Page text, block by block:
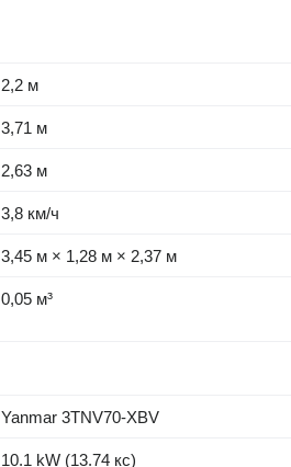
2,2 м
3,71 м
2,63 м
3,8 км/ч
3,45 м × 1,28 м × 2,37 м
0,05 м³
Yanmar 3TNV70-XBV
10.1 kW (13.74 кс)